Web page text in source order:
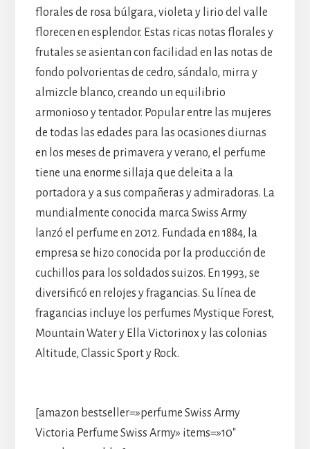
florales de rosa búlgara, violeta y lirio del valle
florecen en esplendor. Estas ricas notas florales y
frutales se asientan con facilidad en las notas de
fondo polvorientas de cedro, sándalo, mirra y
almizcle blanco, creando un equilibrio
armonioso y tentador. Popular entre las mujeres
de todas las edades para las ocasiones diurnas
en los meses de primavera y verano, el perfume
tiene una enorme sillaja que deleita a la
portadora y a sus compañeras y admiradoras. La
mundialmente conocida marca Swiss Army
lanzó el perfume en 2012. Fundada en 1884, la
empresa se hizo conocida por la producción de
cuchillos para los soldados suizos. En 1993, se
diversificó en relojes y fragancias. Su línea de
fragancias incluye los perfumes Mystique Forest,
Mountain Water y Ella Victorinox y las colonias
Altitude, Classic Sport y Rock.
[amazon bestseller=»perfume Swiss Army
Victoria Perfume Swiss Army» items=»10″